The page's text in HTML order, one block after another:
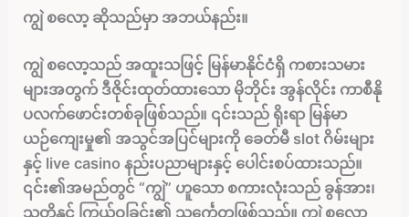
ကျွဲ စလော့ ဆိုသည်မှာ အဘယ်နည်း။
ကျွဲ စလော့သည် အထူးသဖြင့် မြန်မာနိုင်ငံရှိ ကစားသမား
များအတွက် ဒီဇိုင်းထုတ်ထားသော မိုဘိုင်း အွန်လိုင်း ကာစီနို
ပလက်ဖောင်းတစ်ခုဖြစ်သည်။ ၎င်းသည် ရိုးရာ မြန်မာ
ယဉ်ကျေးမှု၏ အသွင်အပြင်များကို ခေတ်မီ slot ဂိမ်းများ
နှင့် live casino နည်းပညာများနှင့် ပေါင်းစပ်ထားသည်။
၎င်း၏အမည်တွင် “ကျွဲ” ဟူသော စကားလုံးသည် ခွန်အား၊
သတ္တိနှင့် ကြွယ်ဝခြင်း၏ သင်္ကေတဖြစ်သည်။ ကျွဲ စလော့